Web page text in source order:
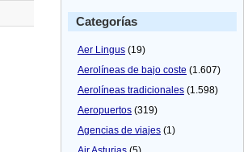
Categorías
Aer Lingus (19)
Aerolíneas de bajo coste (1.607)
Aerolíneas tradicionales (1.598)
Aeropuertos (319)
Agencias de viajes (1)